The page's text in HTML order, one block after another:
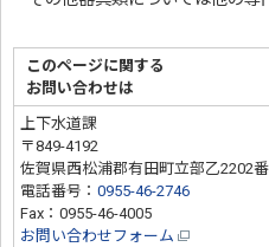
このページに関する
お問い合わせは
上下水道課
〒849-4192
佐賀県西松浦郡有田町立部乙2202
電話番号：0955-46-2746
Fax：0955-46-4005
お問い合わせフォーム